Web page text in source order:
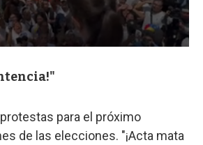
para el próximo
de las elecciones. "¡Acta mata